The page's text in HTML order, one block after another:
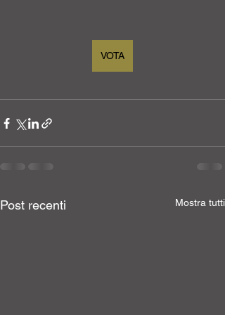
VOTA
Post recenti Mostra tutti